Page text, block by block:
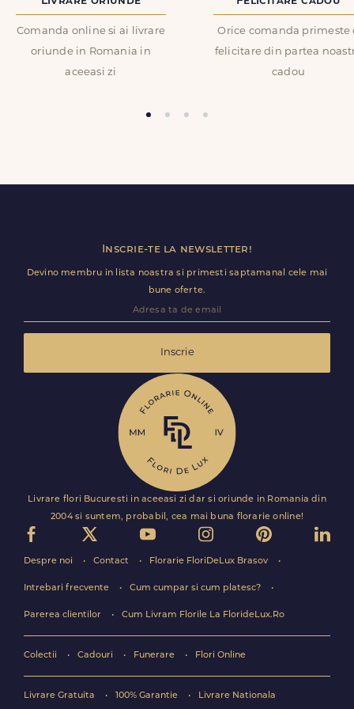
Comanda online si ai livrare
oriunde in Romania in
aceeasi zi
Orice comanda primeste
felicitare din partea
cadou
Inscrie-te la newsletter!
Devino membru in lista noastra si primesti saptamanal cele mai
bune oferte.
Inscrie
Livrare flori Bucuresti in aceeasi zi dar si oriunde in Romania din
2004 si suntem, probabil, cea mai buna florarie online!
Despre noi Contact Florarie FloriDeLux Brasov
Intrebari frecvente Cum cumpar si cum platesc?
Parerea clientilor Cum Livram Florile La FlorideLux.Ro
Colectii Cadouri Funerare Flori Online
Livrare Gratuita 100% Garantie Livrare Nationala